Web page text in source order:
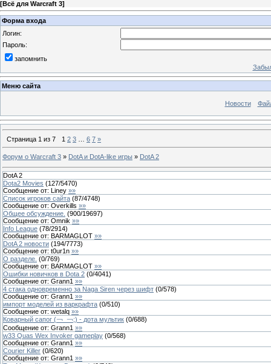
[Всё для Warcraft 3]
Форма входа
Логин:
Пароль:
запомнить
Меню сайта
Новости
Страница 1 из 7 1 2 3 6 7 »
Форум о Warcraft 3 » DotA и DotA-like игры » DotA 2
DotA 2
Dota2 Movies (127/5470)
Сообщение от: Liney »»
Список игроков сайта (87/4748)
Сообщение от: Overkills »»
Общее обсуждение. (900/19697)
Сообщение от: Omnik »»
Info League (78/2914)
Сообщение от: BARMAGLOT »»
DotA 2 новости (194/7773)
Сообщение от: t0ur1n »»
О разделе. (0/769)
Сообщение от: BARMAGLOT »»
Ошибки новичков в Dota 2 (0/4041)
Сообщение от: Grann1 »»
4 стака одновременно за Naga Siren через шифт (0/578)
Сообщение от: Grann1 »»
импорт моделей из варкрафта (0/510)
Сообщение от: wetalq »»
Коварный сапог (￢_￢;) - дота мультик (0/688)
Сообщение от: Grann1 »»
w33 Quas Wex Invoker gameplay (0/568)
Сообщение от: Grann1 »»
Courier Killer (0/620)
Сообщение от: Grann1 »»